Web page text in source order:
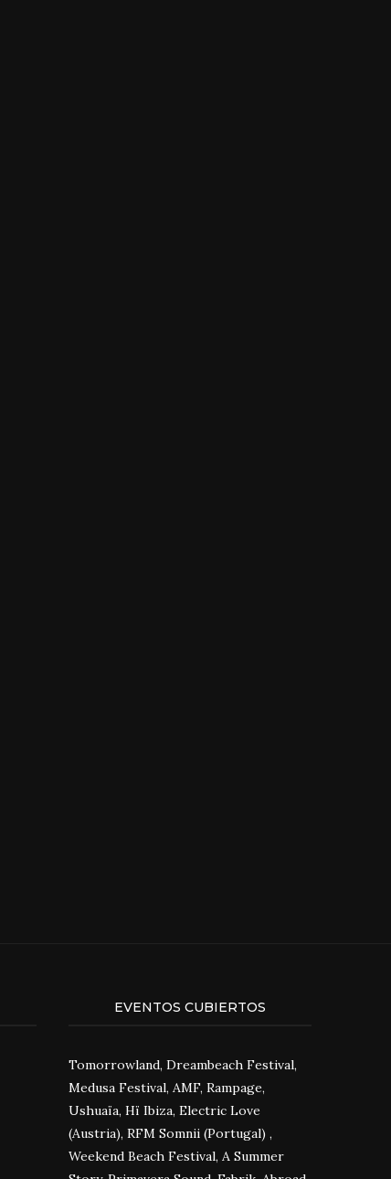
EVENTOS CUBIERTOS
Tomorrowland, Dreambeach Festival,
Medusa Festival, AMF, Rampage,
Ushuaïa, Hï Ibiza, Electric Love
(Austria), RFM Somnii (Portugal) ,
Weekend Beach Festival, A Summer